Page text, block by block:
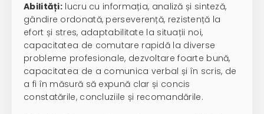
Abilități: lucru cu informația, analiză și sinteză,
gândire ordonată, perseverență, rezistență la
efort și stres, adaptabilitate la situații noi,
capacitatea de comutare rapidă la diverse
probleme profesionale, dezvoltare foarte bună,
capacitatea de a comunica verbal și în scris, de
a fi în măsură să expună clar și concis
constatările, concluziile și recomandările.